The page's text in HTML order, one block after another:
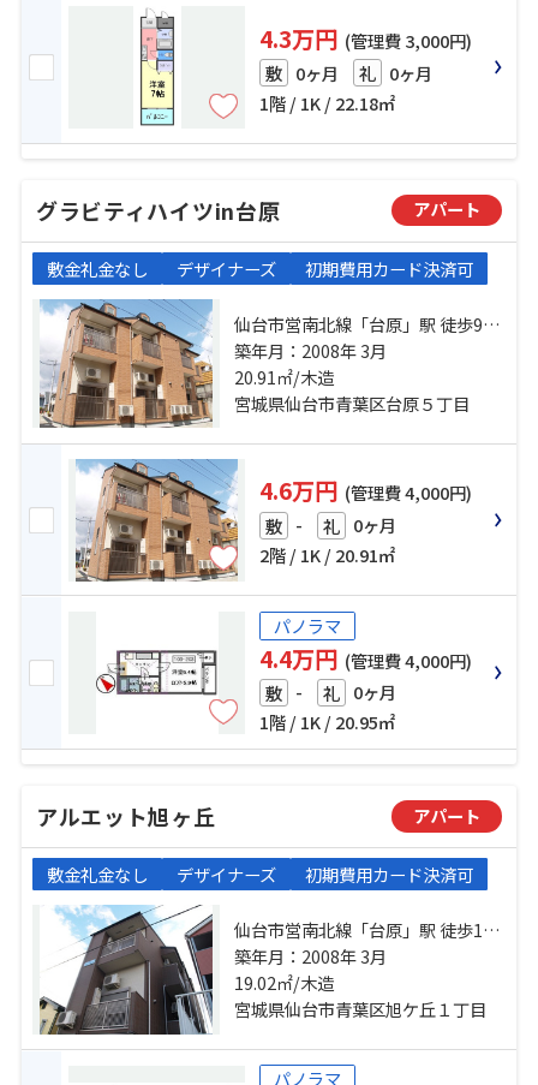
4.3万円 (管理費 3,000円)
敷 0ヶ月 礼 0ヶ月
1階 / 1K / 22.18㎡
グラビティハイツin台原 アパート
敷金礼金なし デザイナーズ 初期費用カード決済可
仙台市営南北線「台原」駅 徒歩9分
仙山線「東照宮」駅 徒歩15分 仙台
市営南北線「旭ヶ丘」駅 徒歩17分
築年月：2008年 3月
20.91㎡/木造
宮城県仙台市青葉区台原５丁目
4.6万円 (管理費 4,000円)
敷 - 礼 0ヶ月
2階 / 1K / 20.91㎡
パノラマ
4.4万円 (管理費 4,000円)
敷 - 礼 0ヶ月
1階 / 1K / 20.95㎡
アルエット旭ヶ丘 アパート
敷金礼金なし デザイナーズ 初期費用カード決済可
仙台市営南北線「台原」駅 徒歩10
分 仙台市営南北線「旭ヶ丘」駅 徒
歩12分 仙山線「東照宮」駅 徒歩19
分
築年月：2008年 3月
19.02㎡/木造
宮城県仙台市青葉区旭ケ丘１丁目
パノラマ